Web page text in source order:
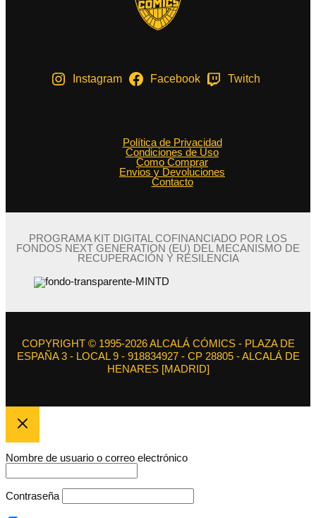
Instagram Facebook Twitch
Política de Privacidad
Condiciones de Uso
Como Comprar
Envios y Devoluciones
Contacto
PROGRAMA KIT DIGITAL COFINANCIADO POR LOS
FONDOS NEXT GENERATION (EU) DEL MECANISMO DE
RECUPERACIÓN Y RESILENCIA
COPYRIGHT © 1995-2026 ALCALÁ CÓMICS - PLAZA DE
ESPAÑA 3 - LOCAL 9 - 918834927 - CP 28805 - ALCALÁ DE
HENARES [MADRID]
Nombre de usuario o correo electrónico
Contraseña